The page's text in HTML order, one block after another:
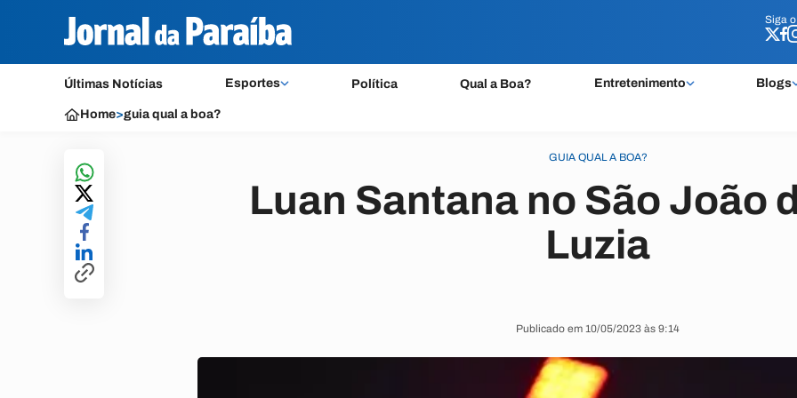
Siga o
Últimas Notícias Esportes Política Qual a Boa? Entretenimento Blogs
Siga o
Home>guia qual a boa?
GUIA QUAL A BOA?
Luan Santana no São João
Luzia
Publicado em 10/05/2023 às 9:14